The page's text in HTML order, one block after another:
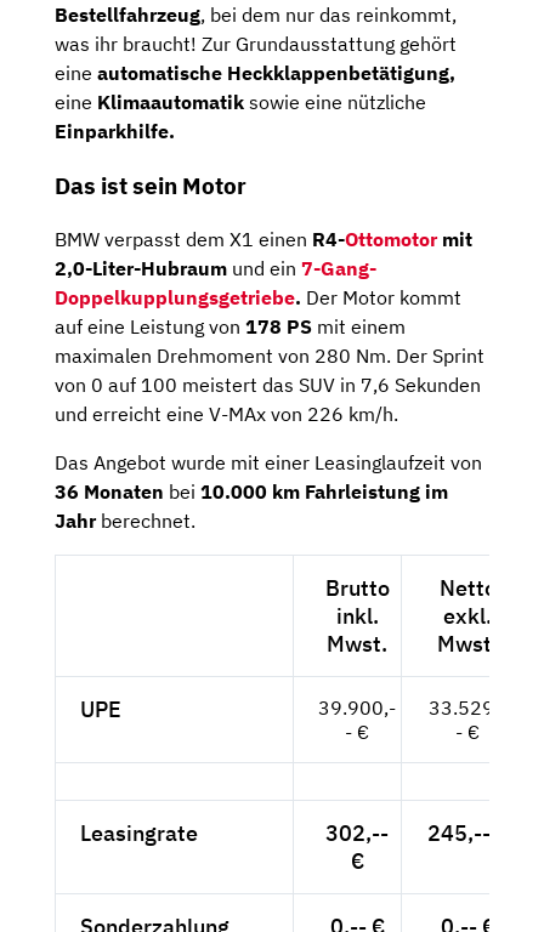
Bestellfahrzeug, bei dem nur das reinkommt,
was ihr braucht! Zur Grundausstattung gehört
eine automatische Heckklappenbetätigung,
eine Klimaautomatik sowie eine nützliche
Einparkhilfe.
Das ist sein Motor
BMW verpasst dem X1 einen R4-Ottomotormit
2,0-Liter-Hubraum und ein 7-Gang-
Doppelkupplungsgetriebe. Der Motor kommt
auf eine Leistung von 178 PS mit einem
maximalen Drehmoment von 280 Nm. Der Sprint
von 0 auf 100 meistert das SUV in 7,6 Sekunden
und erreicht eine V-MAx von 226 km/h.
Das Angebot wurde mit einer Leasinglaufzeit von
36 Monaten bei 10.000 km Fahrleistung im
Jahrberechnet.
Brutto
inkl.
Mwst.
Netto
exkl.
Mwst.
UPE
39.900,-
- €
33.529,-
- €
Leasingrate
302,--
€
245,-- €